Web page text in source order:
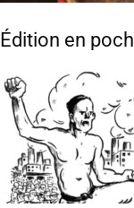
Édition en